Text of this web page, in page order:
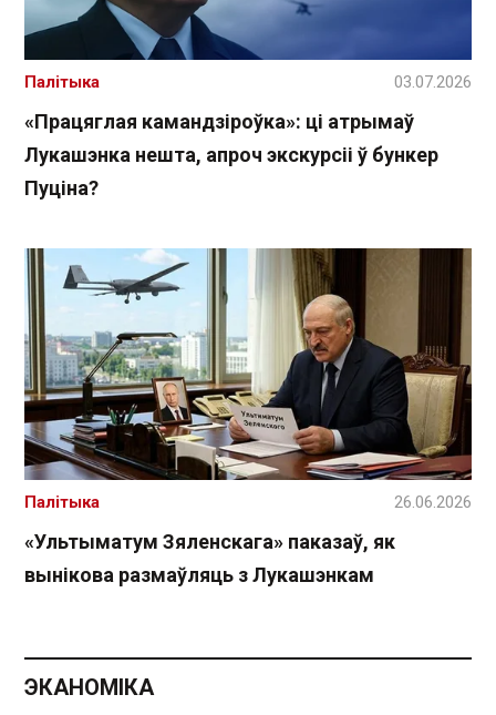
«Працяглая камандзіроўка»: ці атрымаў
Лукашэнка нешта, апроч экскурсіі ў бункер
Пуціна?
Палітыка 03.07.2026
«Ультыматум Зяленскага» паказаў, як
вынікова размаўляць з Лукашэнкам
Палітыка 26.06.2026
ЭКАНОМІКА